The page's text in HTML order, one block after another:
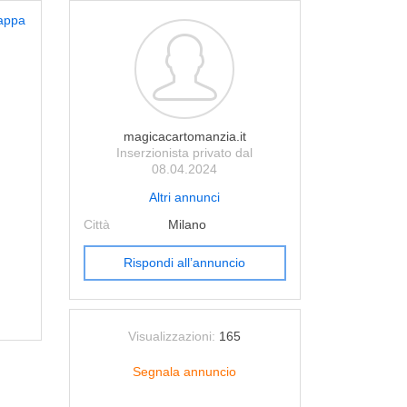
magicacartomanzia.it
Inserzionista privato dal
08.04.2024
Altri annunci
Città
Milano
Rispondi all’annuncio
Visualizzazioni: 165
Segnala annuncio